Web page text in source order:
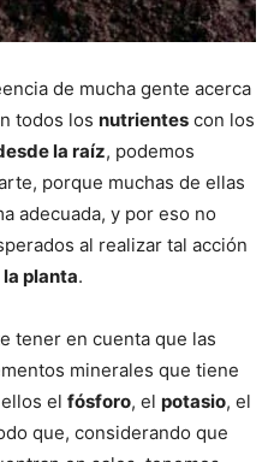
de mucha gente acerca
todos los nutrientes con los
la raíz, podemos
porque muchas de ellas
adecuada, y por eso no
al realizar tal acción
planta.
tener en cuenta que las
minerales que tiene
el fósforo, el potasio, el
que, considerando que